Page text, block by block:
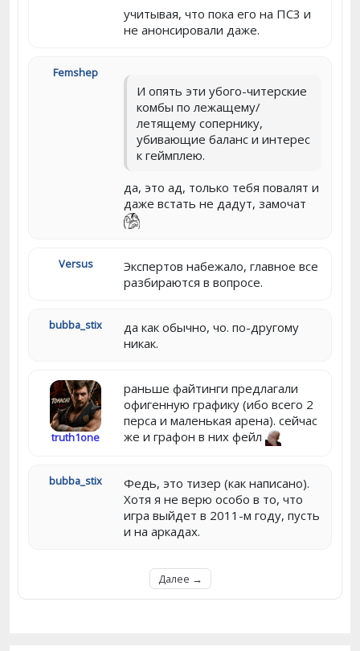
учитывая, что пока его на ПС3 и
не анонсировали даже.
Femshep
И опять эти убого-читерские
комбы по лежащему/
летящему сопернику,
убивающие баланс и интерес
к геймплею.
да, это ад, только тебя повалят и
даже встать не дадут, замочат
Versus
Экспертов набежало, главное все
разбираются в вопросе.
bubba_stix
да как обычно, чо. по-другому
никак.
truth1one
раньше файтинги предлагали
офигенную графику (ибо всего 2
перса и маленькая арена). сейчас
же и графон в них фейл
bubba_stix
Федь, это тизер (как написано).
Хотя я не верю особо в то, что
игра выйдет в 2011-м году, пусть
и на аркадах.
Далее →